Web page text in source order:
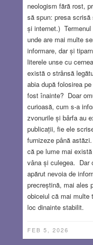
neologism fără rost,
să spun: presa
și internet.)
unde are mai multe
informare, dar și
literele unse cu
există o strânsă
abia după folosirea
fost înainte? Doar
curioasă, cum s-a
zvonurile și bârfa au
publicații, fie ele
furnizeze până
că pe lume mai
vâna și culegea. Dar
apărut nevoia de
precreștină, mai ales
obiceiul că mai multe
loc dinainte stabilit.
FEB 5, 2026